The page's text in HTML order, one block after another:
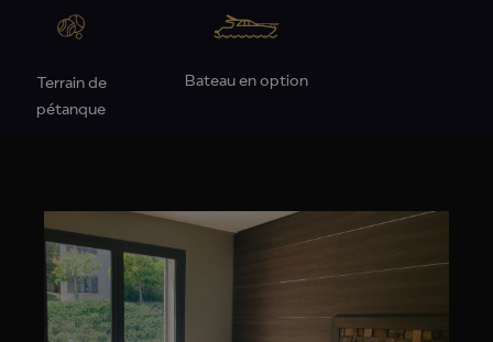
Terrain de
pétanque
Bateau en option